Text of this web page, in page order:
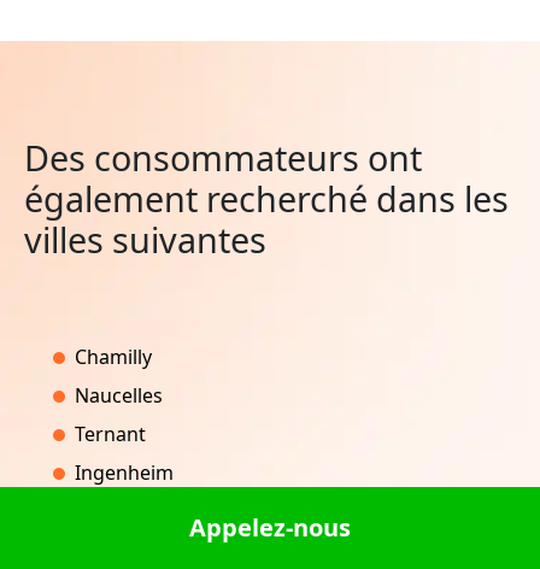
Des consommateurs ont
également recherché dans les
villes suivantes
Chamilly
Naucelles
Ternant
Ingenheim
Appelez-nous